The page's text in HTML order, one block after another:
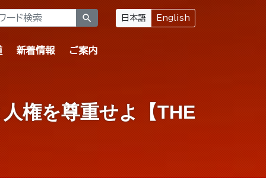
search 日本語 English
新着情報 ご案内
権を尊重せよ【THE